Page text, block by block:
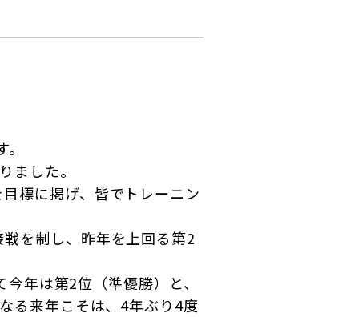
ました。
標に掲げ、皆でトレーニン
を制し、昨年を上回る第2
年は第2位（準優勝）と、
る来年こそは、4年ぶり4度